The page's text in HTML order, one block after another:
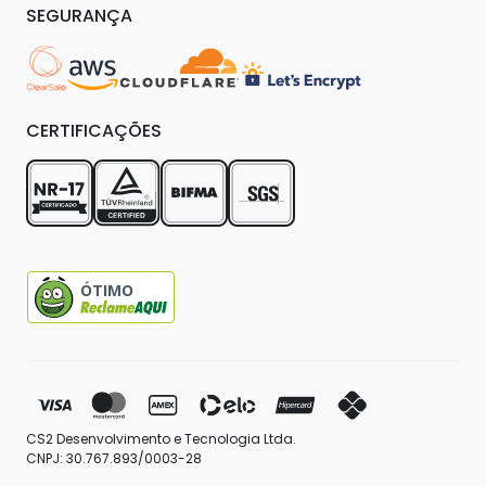
SEGURANÇA
CERTIFICAÇÕES
ÓTIMO
CS2 Desenvolvimento e Tecnologia Ltda.
CNPJ: 30.767.893/0003-28